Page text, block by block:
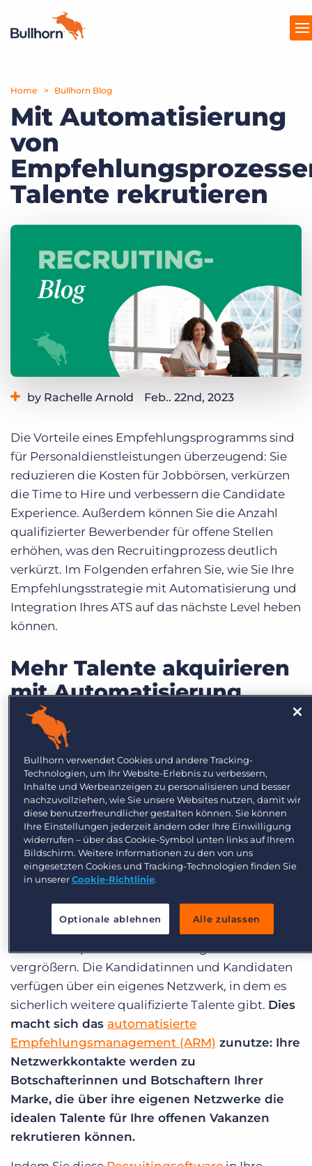
Produkte
Preise
Ressourcen
Marktplatz
Demo anfragen Login
Home Bullhorn Blog
Mit Automatisierung
von
Talente rekrutieren
by Rachelle Arnold Feb.. 22nd, 2023
Die Vorteile eines Empfehlungsprogramms sind
für Personaldienstleistungen überzeugend: Sie
reduzieren die Kosten für Jobbörsen, verkürzen
die Time to Hire und verbessern die Candidate
Experience. Außerdem können Sie die Anzahl
qualifizierter Bewerbender für offene Stellen
erhöhen, was den Recruitingprozess deutlich
verkürzt. Im Folgenden erfahren Sie, wie Sie Ihre
Empfehlungsstrategie mit Automatisierung und
Integration Ihres ATS auf das nächste Level heben
können.
Mehr Talente akquirieren
mit Automatisierung
Wie viele Namen würden Ihnen einfallen, wenn
Sie alle Ihnen bekannte Kandidatinnen und
Kandidaten nennen sollten, die aktuell eine Stelle
als Software-Ingenieur oder Software-
Ingenieurin suchen? Wahrscheinlich würden
Ihnen ein paar einfallen – aber bei Weitem nicht
alle, die Sie schon einmal im
Vorstellungsgespräch kennengelernt haben oder
die am Markt gerade verfügbar sind.
bestehenden Kontakten teilen, könnten Sie Ihren
Kandidatenpool auf einen Schlag deutlich
vergrößern. Die Kandidatinnen und Kandidaten
verfügen über ein eigenes Netzwerk, in dem es
sicherlich weitere qualifizierte Talente gibt. Dies
macht sich das automatisierte
Empfehlungsmanagement (ARM) zunutze: Ihre
Netzwerkkontakte werden zu
Botschafterinnen und Botschaftern Ihrer
Marke, die über ihre eigenen Netzwerke die
idealen Talente für Ihre offenen Vakanzen
rekrutieren können.
Bullhorn verwendet Cookies und andere Tracking-
Technologien, um Ihr Website-Erlebnis zu verbessern,
Inhalte und Werbeanzeigen zu personalisieren und besser
nachzuvollziehen, wie Sie unsere Websites nutzen, damit wir
diese benutzerfreundlicher gestalten können. Sie können
Ihre Einstellungen jederzeit ändern oder Ihre Einwilligung
widerrufen – über das Cookie-Symbol unten links auf Ihrem
Bildschirm. Weitere Informationen zu den von uns
eingesetzten Cookies und Tracking-Technologien finden Sie
in unsererCookie-Richtlinie.
Optionale ablehnen Alle zulassen